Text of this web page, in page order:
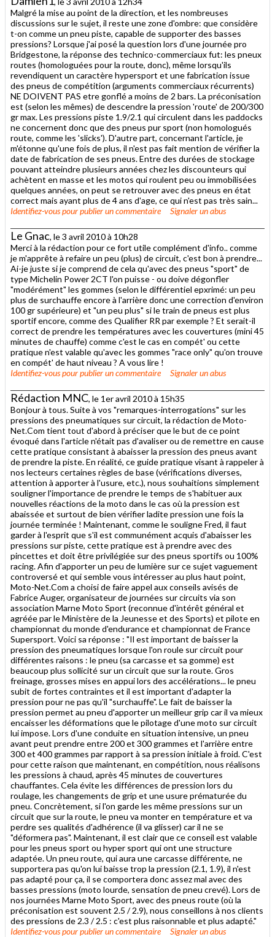
Malgré la mise au point de la direction, et les nombreuses
discussions sur le sujet, il reste une zone d'ombre: que considère
t-on comme un pneu piste, capable de supporter des basses
pressions? Lorsque j'ai posé la question lors d'une journée pro
Bridgestone, la réponse des technico-commerciaux fut: les pneux
routes (homologuées pour la route, donc), même lorsqu'ils
revendiquent un caractère hypersport et une fabrication issue
des pneus de compétition (arguments commerciaux récurrents)
NE DOIVENT PAS etre gonflé a moins de 2 bars. La préconisation
est (selon les mêmes) de descendre la pression 'route' de 200/300
gr max. Les pressions piste 1.9/2.1 qui circulent dans les paddocks
ne concernent donc que des pneus pur sport (non homologués
route, comme les 'slicks'). D'autre part, concernant l'article, je
m'étonne qu'une fois de plus, il n'est pas fait mention de vérifier la
date de fabrication de ses pneus. Entre des durées de stockage
pouvant atteindre plusieurs années chez les discounteurs qui
achètent en masse et les motos qui roulent peu ou immobilisées
quelques années, on peut se retrouver avec des pneus en état
correct mais ayant plus de 4 ans d'age, ce qui n'est pas très sain...
Identifiez-vouspour publier un commentaire Signaler un abus
Le Gnac, le 3 avril 2010 à 10h28
Merci à la rédaction pour ce fort utile complément d'info.. comme
je m'apprête à refaire un peu (plus) de circuit, c'est bon à prendre...
Ai-je juste si je comprend de cela qu'avec des pneus "sport" de
type Michelin Power 2CT l'on puisse - ou doive dégonfler
"modérément" les gommes (selon le différentiel epxrimé: un peu
plus de surchauffe encore à l'arrière donc une correction d'environ
100 gr supérieure) et "un peu plus" si le train de pneus est plus
sportif encore, comme des Qualifier RR par exemple ? Et serait-il
correct de prendre les températures avec les couvertures (mini 45
minutes de chauffe) comme c'est le cas en compét' ou cette
pratique n'est valable qu'avec les gommes "race only" qu'on trouve
en compét' de haut niveau ? A vous lire !
Identifiez-vouspour publier un commentaire Signaler un abus
Rédaction MNC, le 1er avril 2010 à 15h35
Bonjour à tous. Suite à vos "remarques-interrogations" sur les
pressions des pneumatiques sur circuit, la rédaction de Moto-
Net.Com tient tout d'abord à préciser que le but de ce point
évoqué dans l'article n'était pas d'avaliser ou de remettre en cause
cette pratique consistant à abaisser la pression des pneus avant
de prendre la piste. En réalité, ce guide pratique visant à rappeler à
nos lecteurs certaines règles de base (vérifications diverses,
attention à apporter à l'usure, etc.), nous souhaitions simplement
souligner l'importance de prendre le temps de s'habituer aux
nouvelles réactions de la moto dans le cas où la pression est
abaissée et surtout de bien vérifier ladite pression une fois la
journée terminée ! Maintenant, comme le souligne Fred, il faut
garder à l'esprit que s'il est communément acquis d'abaisser les
pressions sur piste, cette pratique est à prendre avec des
pincettes et doit être privilégiée sur des pneus sportifs ou 100%
racing. Afin d'apporter un peu de lumière sur ce sujet vaguement
controversé et qui semble vous intéresser au plus haut point,
Moto-Net.Com a choisi de faire appel aux conseils avisés de
Fabrice Auger, organisateur de journées sur circuits via son
association Marne Moto Sport (reconnue d'intérêt général et
agréée par le Ministère de la Jeunesse et des Sports) et pilote en
championnat du monde d'endurance et championnat de France
Supersport. Voici sa réponse : "Il est important de baisser la
pression des pneumatiques lorsque l'on roule sur circuit pour
différentes raisons : le pneu (sa carcasse et sa gomme) est
beaucoup plus sollicité sur un circuit que sur la route. Gros
freinage, grosses mises en appui lors des accélérations... le pneu
subit de fortes contraintes et il est important d'adapter la
pression pour ne pas qu'il "surchauffe". Le fait de baisser la
pression permet au pneu d'apporter un meilleur grip car il va mieux
encaisser les déformations que le pilotage d'une moto sur circuit
lui impose. Lors d'une conduite en situation intensive, un pneu
avant peut prendre entre 200 et 300 grammes et l'arrière entre
300 et 400 grammes par rapport à sa pression initiale à froid. C'est
pour cette raison que maintenant, en compétition, nous réalisons
les pressions à chaud, après 45 minutes de couvertures
chauffantes. Cela évite les différences de pression lors du
roulage, les changements de grip et une usure prématurée du
pneu. Concrètement, si l'on garde les même pressions sur un
circuit que sur la route, le pneu va monter en température et va
perdre ses qualités d'adhérence (il va glisser) car il ne se
"déformera pas". Maintenant, il est clair que ce conseil est valable
pour les pneus sport ou hyper sport qui ont une structure
adaptée. Un pneu route, qui aura une carcasse différente, ne
supportera pas qu'on lui baisse trop la pression (2.1, 1.9), il n'est
pas adapté pour ça, il se comportera donc assez mal avec des
basses pressions (moto lourde, sensation de pneu crevé). Lors de
nos journées Marne Moto Sport, avec des pneus route (où la
préconisation est souvent 2.5 / 2.9), nous conseillons à nos clients
des pressions de 2.3 / 2.5 : c'est plus raisonnable et plus adapté."
Identifiez-vouspour publier un commentaire Signaler un abus